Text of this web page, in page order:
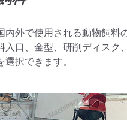
外で使用される動物飼
口、金型、研削ディス
択できます。